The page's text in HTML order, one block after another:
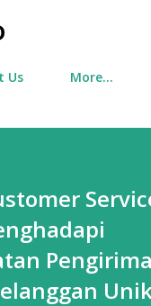
Skip to main content
Us More…